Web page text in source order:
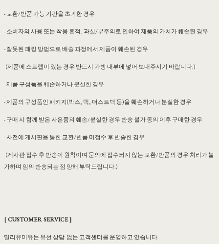
- 교환/반품 가능 기간을 초과한 경우
- 소비자의 사용 또는 착용 흔적, 과실/부주의로 인하여 제품의 가치가 훼손된 경우
- 잘못된 패킹 방법으로 배송 과정에서 제품이 훼손된 경우
(제품에 스트랩이 있는 경우 반드시 가방 내부에 넣어 보내주시기 바랍니다.)
- 제품 구성품을 훼손하거나 분실한 경우
- 제품의 구성품인 패키지(박스, 택, 더스트백 등)을 훼손하거나 분실한 경우
- 구매 시 함께 받은 사은품의 훼손/분실한 경우 반송 불가 동의 이후 구매한 경우
- 사전에 게시판을 통한 교환/반품 미접수 후 반송한 경우
(게사판 접수 후 반송이 원칙이며 문의에 접수되지 않는 교환/반품의 경우 처리가 불
가하며 임의 반송되는 점 양해 부탁드립니다.)
[ CUSTOMER SERVICE ]
밀리유미유는 유선 상담 없는 고객센터를 운영하고 있습니다.